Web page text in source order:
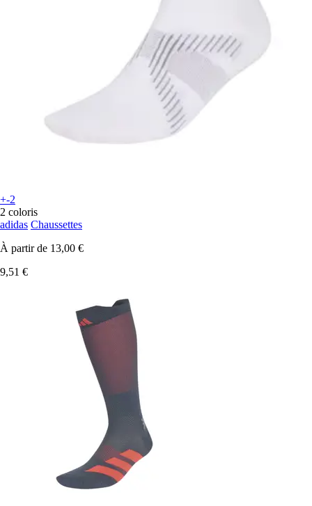
+-2
2 coloris
adidas Chaussettes
À partir de 13,00 €
9,51 €